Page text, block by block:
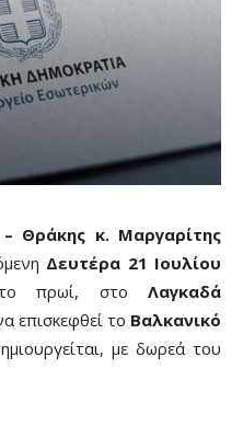
Θράκης κ. Μαργαρίτης
Δευτέρα 21 Ιουλίου
πρωί, στοΛαγκαδά
επισκεφθεί το Βαλκανικό
με δωρεά του